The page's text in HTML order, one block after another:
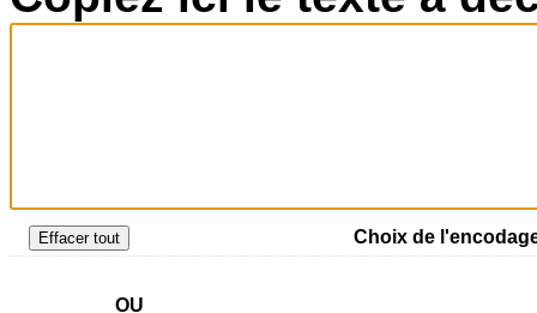
Choix de
OU